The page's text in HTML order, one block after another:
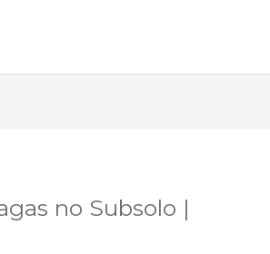
no Subsolo |